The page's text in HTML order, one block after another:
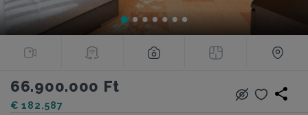
66.900.000 Ft
€ 182.587